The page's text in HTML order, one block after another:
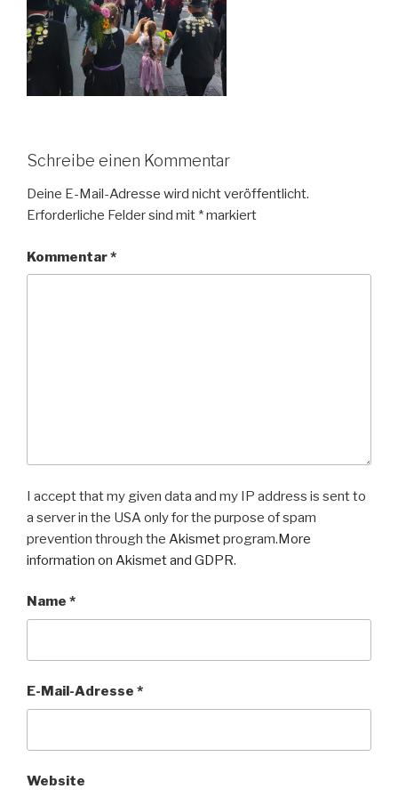
Schreibe einen Kommentar
Deine E-Mail-Adresse wird nicht veröffentlicht.
Erforderliche Felder sind mit *markiert
Kommentar*
I accept that my given data and my IP address is sent to
a server in the USA only for the purpose of spam
prevention through the Akismetprogram.More
information on Akismet and GDPR.
Name *
E-Mail-Adresse *
Website